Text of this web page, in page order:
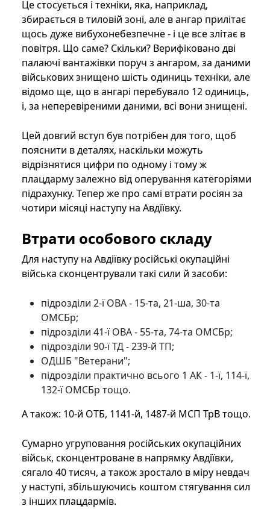
Це стосується і техніки, яка, наприклад,
збирається в тиловій зоні, але в ангар прилітає
щось дуже вибухонебезпечне - і це все злітає в
повітря. Що саме? Скільки? Верифіковано дві
палаючі вантажівки поруч з ангаром, за даними
військових знищено шість одиниць техніки, але
відомо ще, що в ангарі перебувало 12 одиниць,
і, за неперевіреними даними, всі вони знищені.
Цей довгий вступ був потрібен для того, щоб
пояснити в деталях, наскільки можуть
відрізнятися цифри по одному і тому ж
плацдарму залежно від оперування категоріями
підрахунку. Тепер же про самі втрати росіян за
чотири місяці наступу на Авдіївку.
Втрати особового складу
Для наступу на Авдіївку російські окупаційні
війська сконцентрували такі сили й засоби:
підрозділи 2-ї ОВА - 15-та, 21-ша, 30-та
ОМСБр;
підрозділи 41-ї ОВА - 55-та, 74-та ОМСБр;
підрозділи 90-ї ТД - 239-й ТП;
ОДШБ "Ветерани";
підрозділи практично всього 1 АК - 1-ї, 114-ї,
132-ї ОМСБр тощо.
А також: 10-й ОТБ, 1141-й, 1487-й МСП ТрВ тощо.
Сумарно угруповання російських окупаційних
військ, сконцентроване в напрямку Авдіївки,
сягало 40 тисяч, а також зростало в міру невдач
у наступі, збільшуючись коштом стягування сил
з інших плацдармів.